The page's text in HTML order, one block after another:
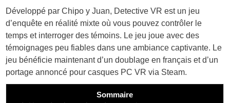
Développé par Chipo y Juan, Detective VR est un jeu
d’enquête en réalité mixte où vous pouvez contrôler le
temps et interroger des témoins. Le jeu joue avec des
témoignages peu fiables dans une ambiance captivante. Le
jeu bénéficie maintenant d’un doublage en français et d’un
portage annoncé pour casques PC VR via Steam.
Sommaire